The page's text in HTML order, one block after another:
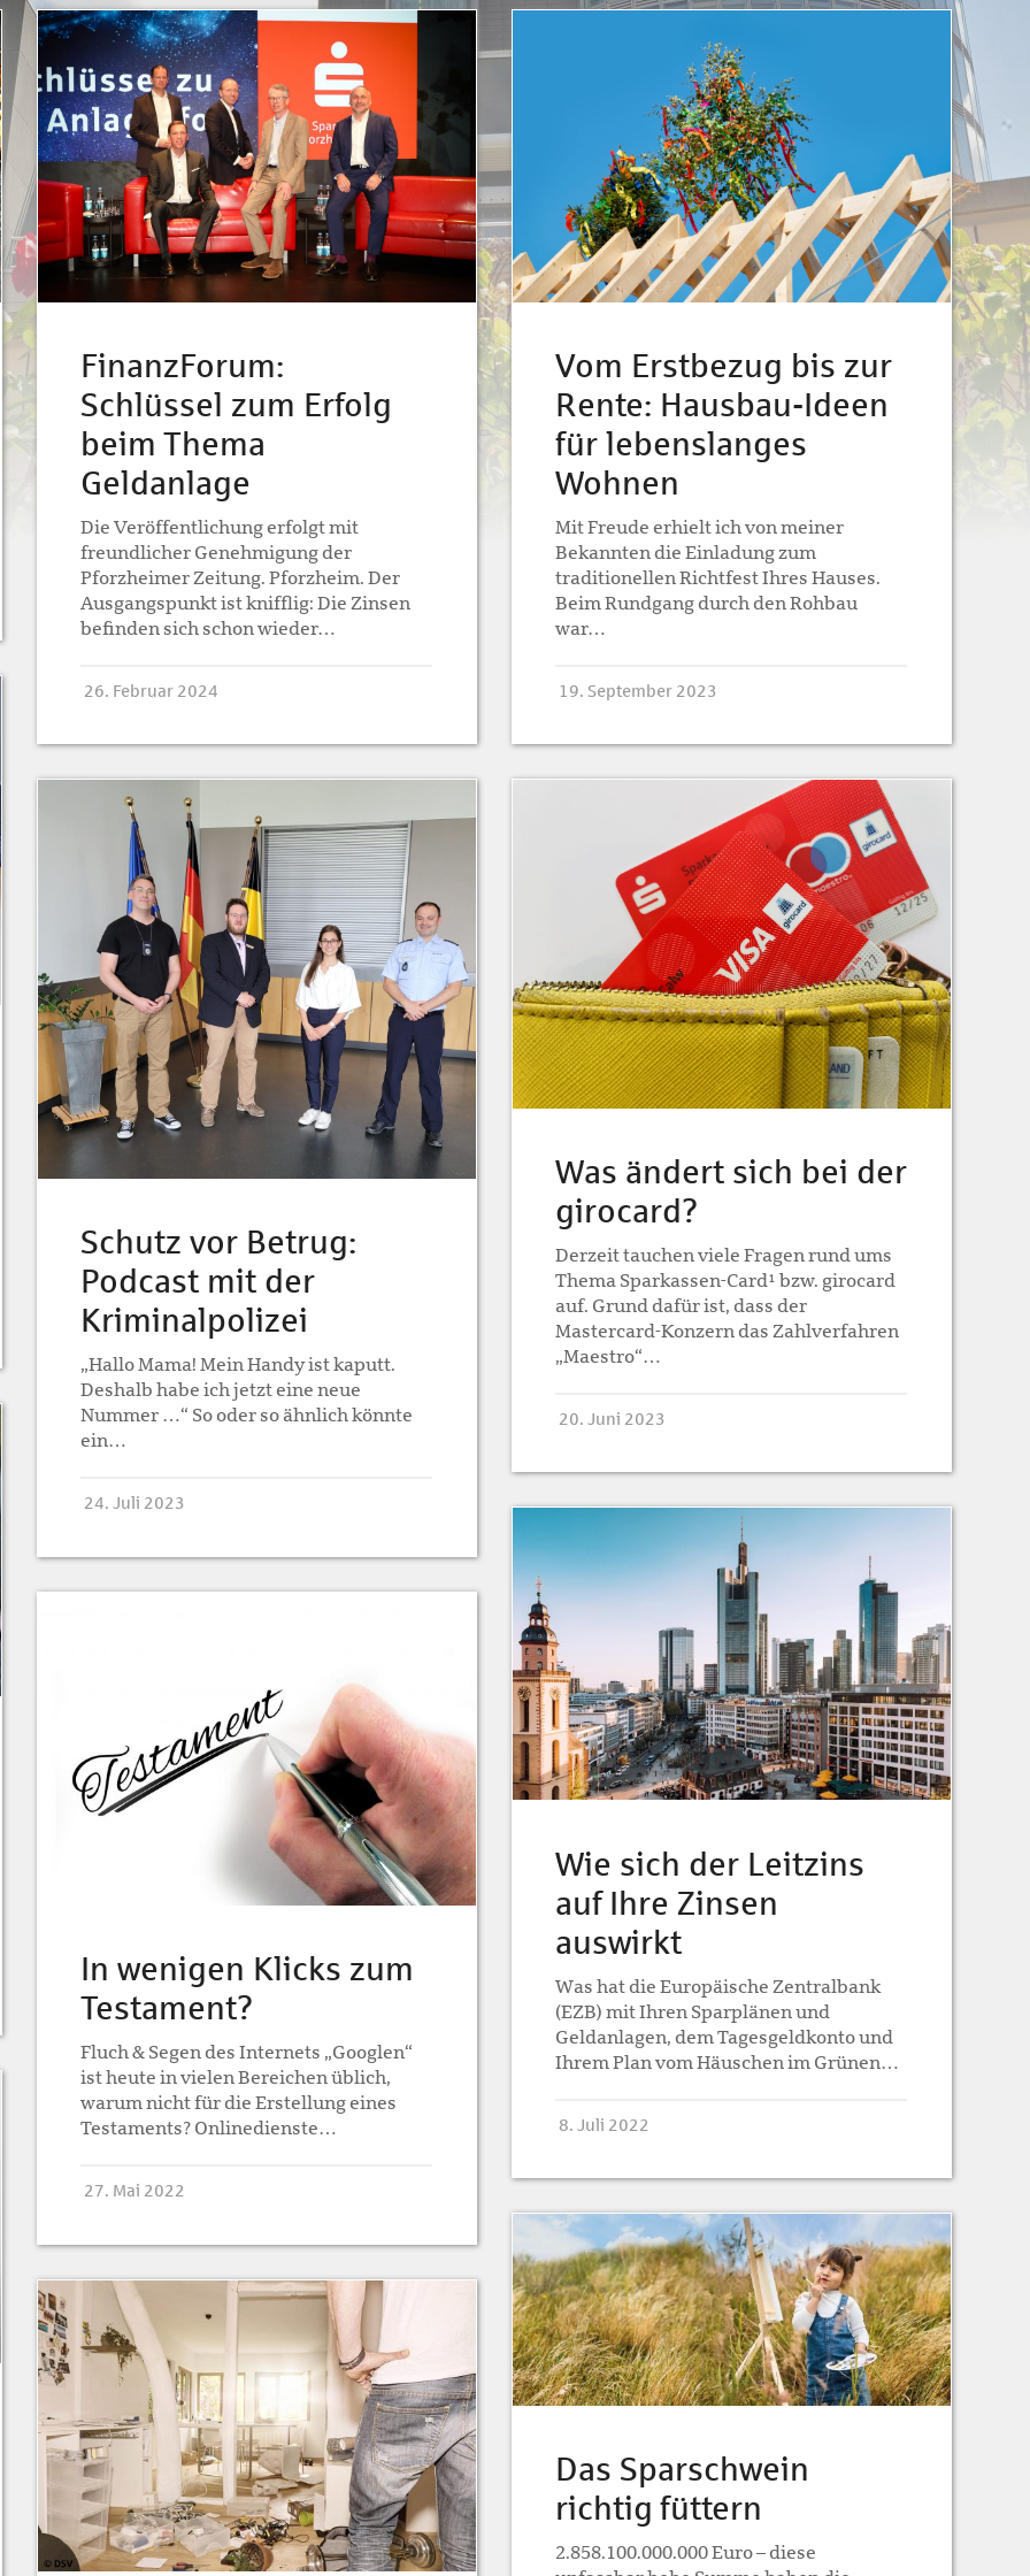
FinanzForum:
Schlüssel zum Erfolg
beim Thema
Geldanlage
Die Veröffentlichung erfolgt mit
freundlicher Genehmigung der
Pforzheimer Zeitung. Pforzheim. Der
Ausgangspunkt ist knifflig: Die Zinsen
befinden sich schon wieder…
26. Februar 2024
Vom Erstbezug bis zur
Rente: Hausbau-Ideen
für lebenslanges
Wohnen
Mit Freude erhielt ich von meiner
Bekannten die Einladung zum
traditionellen Richtfest Ihres Hauses.
Beim Rundgang durch den Rohbau
war…
19. September 2023
Schutz vor Betrug:
Podcast mit der
Kriminalpolizei
„Hallo Mama! Mein Handy ist kaputt.
Deshalb habe ich jetzt eine neue
Nummer …“ So oder so ähnlich könnte
ein…
24. Juli 2023
Was ändert sich bei der
girocard?
Derzeit tauchen viele Fragen rund ums
Thema Sparkassen-Card¹ bzw. girocard
auf. Grund dafür ist, dass der
Mastercard-Konzern das Zahlverfahren
„Maestro“…
20. Juni 2023
Wie sich der Leitzins
auf Ihre Zinsen
auswirkt
Was hat die Europäische Zentralbank
(EZB) mit Ihren Sparplänen und
Geldanlagen, dem Tagesgeldkonto und
Ihrem Plan vom Häuschen im Grünen…
8. Juli 2022
In wenigen Klicks zum
Testament?
Fluch & Segen des Internets „Googlen“
ist heute in vielen Bereichen üblich,
warum nicht für die Erstellung eines
Testaments? Onlinedienste…
27. Mai 2022
Das Sparschwein
richtig füttern
2.858.100.000.000 Euro – diese